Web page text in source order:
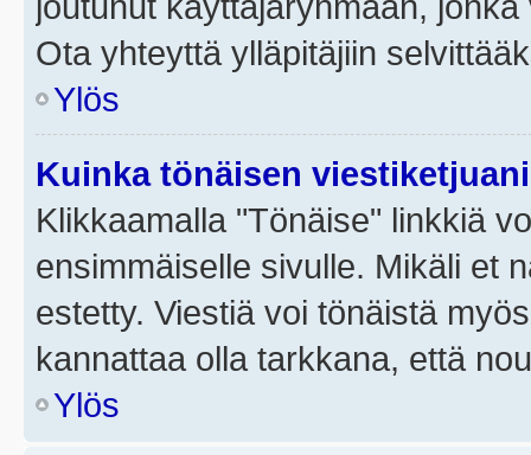
Ota yhteyttä ylläpitäjiin
Ylös
Kuinka tönäisen
Klikkaamalla "Tönäise" linkkiä
ensimmäiselle sivulle. Mikäli et
estetty. Viestiä voi tönäistä
kannattaa olla tarkkana, että
Ylös